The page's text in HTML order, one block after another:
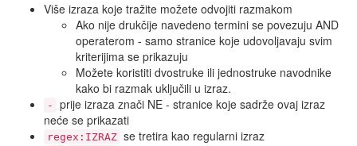
Više izraza koje tražite možete odvojiti razmakom
Ako nije drukčije navedeno termini se povezuju AND
operaterom - samo stranice koje udovoljavaju svim
kriterijima se prikazuju
Možete koristiti dvostruke ili jednostruke navodnike
kako bi razmak uključili u izraz.
-
prije izraza znači NE - stranice koje sadrže ovaj izraz
neće se prikazati
regex:IZRAZ se tretira kao regularni izraz